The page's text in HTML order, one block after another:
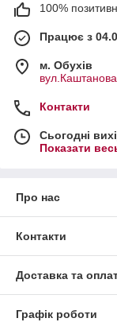
100%
Працює з
м. Обухів
Контакти
Сьогодні
Показати
Про нас
Контакти
Доставка та
Графік роботи